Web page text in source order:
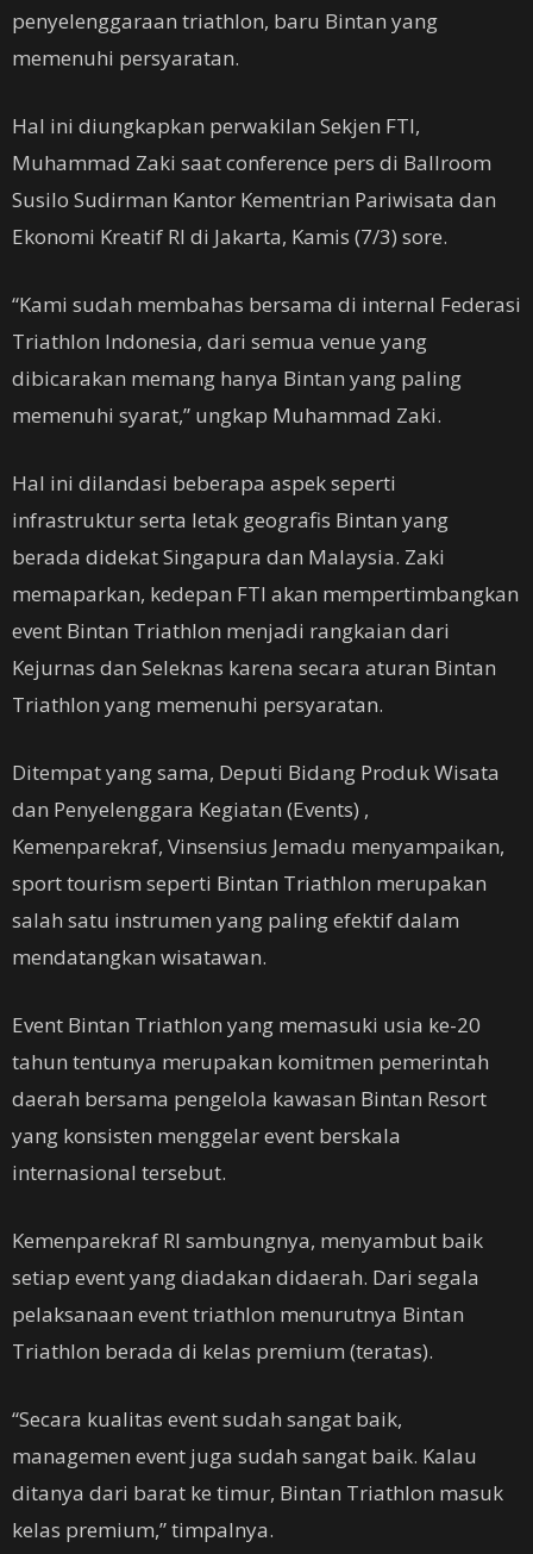
penyelenggaraan triathlon, baru Bintan yang
memenuhi persyaratan.
Hal ini diungkapkan perwakilan Sekjen FTI,
Muhammad Zaki saat conference pers di Ballroom
Susilo Sudirman Kantor Kementrian Pariwisata dan
Ekonomi Kreatif RI di Jakarta, Kamis (7/3) sore.
“Kami sudah membahas bersama di internal Federasi
Triathlon Indonesia, dari semua venue yang
dibicarakan memang hanya Bintan yang paling
memenuhi syarat,” ungkap Muhammad Zaki.
Hal ini dilandasi beberapa aspek seperti
infrastruktur serta letak geografis Bintan yang
berada didekat Singapura dan Malaysia. Zaki
memaparkan, kedepan FTI akan mempertimbangkan
event Bintan Triathlon menjadi rangkaian dari
Kejurnas dan Seleknas karena secara aturan Bintan
Triathlon yang memenuhi persyaratan.
Ditempat yang sama, Deputi Bidang Produk Wisata
dan Penyelenggara Kegiatan (Events) ,
Kemenparekraf, Vinsensius Jemadu menyampaikan,
sport tourism seperti Bintan Triathlon merupakan
salah satu instrumen yang paling efektif dalam
mendatangkan wisatawan.
Event Bintan Triathlon yang memasuki usia ke-20
tahun tentunya merupakan komitmen pemerintah
daerah bersama pengelola kawasan Bintan Resort
yang konsisten menggelar event berskala
internasional tersebut.
Kemenparekraf RI sambungnya, menyambut baik
setiap event yang diadakan didaerah. Dari segala
pelaksanaan event triathlon menurutnya Bintan
Triathlon berada di kelas premium (teratas).
“Secara kualitas event sudah sangat baik,
managemen event juga sudah sangat baik. Kalau
ditanya dari barat ke timur, Bintan Triathlon masuk
kelas premium,” timpalnya.